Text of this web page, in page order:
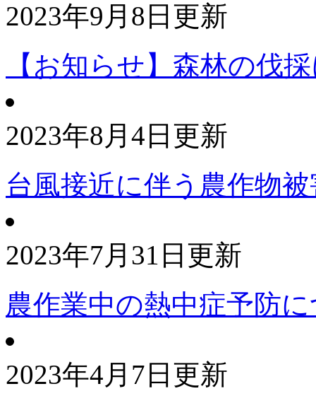
2023年9月8日更新
【お知らせ】森林の伐
2023年8月4日更新
台風接近に伴う農作物
2023年7月31日更新
農作業中の熱中症予防
2023年4月7日更新